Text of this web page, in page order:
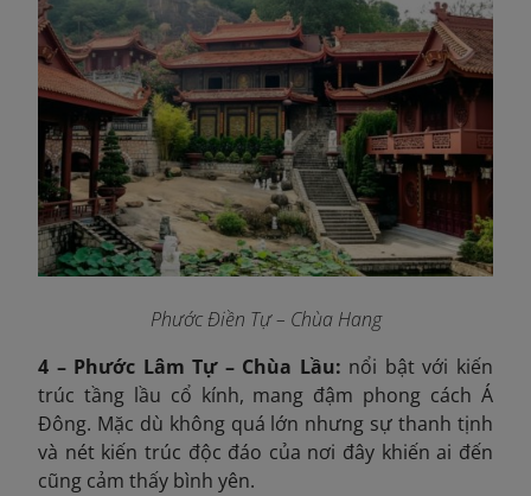
Phước Điền Tự – Chùa Hang
4 – Phước Lâm Tự – Chùa Lầu: nổi bật với kiến
trúc tầng lầu cổ kính, mang đậm phong cách Á
Đông. Mặc dù không quá lớn nhưng sự thanh tịnh
và nét kiến trúc độc đáo của nơi đây khiến ai đến
cũng cảm thấy bình yên.